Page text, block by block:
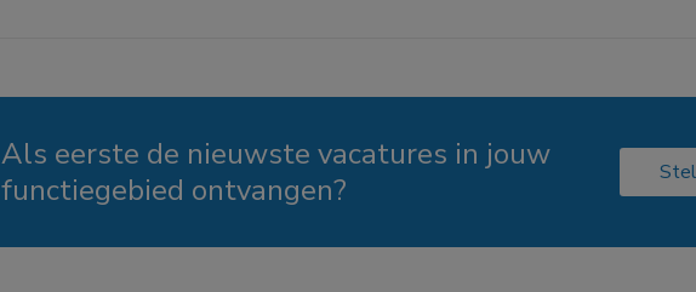
Als eerste de nieuwste vacatures in jouw
functiegebied ontvangen?